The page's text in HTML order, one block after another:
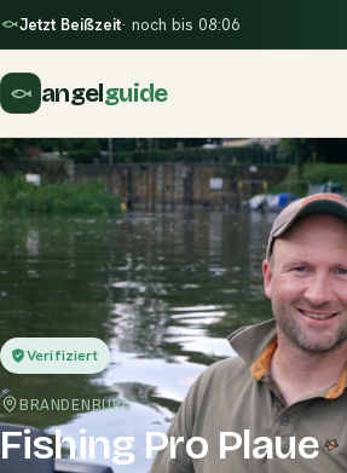
Jetzt Beißzeit· noch bis 08:06
angelguide
Verifiziert
BRANDENBURG
Fishing Pro Plaue